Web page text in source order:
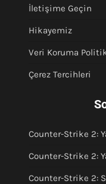
İletişime Geçin
Hikayemiz
Veri Koruma
Çerez Tercihleri
Counter-Strike 2:
Counter-Strike 2:
Counter-Strike 2: